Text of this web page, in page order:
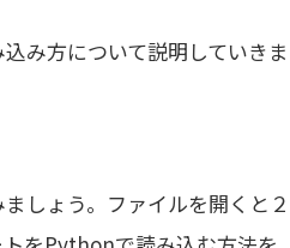
み方について説明していきま
しょう。ファイルを開くと２